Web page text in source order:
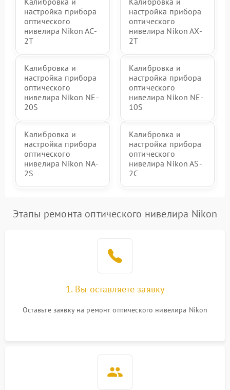
настройка прибора
оптического
нивелира Nikon AC-
2T
настройка прибора
оптического
нивелира Nikon AX-
2T
Калибровка и
настройка прибора
оптического
нивелира Nikon NE-
20S
Калибровка и
настройка прибора
оптического
нивелира Nikon NE-
10S
Калибровка и
настройка прибора
оптического
нивелира Nikon NA-
2S
Калибровка и
настройка прибора
оптического
нивелира Nikon AS-
2C
Этапы ремонта оптического нивелира Nikon
1. Вы оставляете заявку
Оставьте заявку на ремонт оптического нивелира Nikon